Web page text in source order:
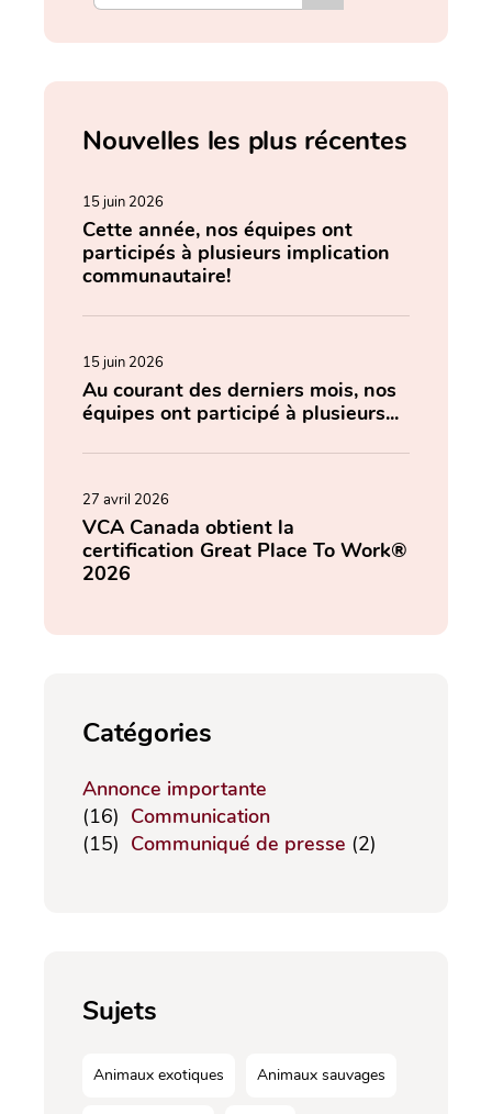
Nouvelles les plus récentes
15 juin 2026
Cette année, nos équipes ont
participés à plusieurs implication
communautaire!
15 juin 2026
Au courant des derniers mois, nos
équipes ont participé à plusieurs...
27 avril 2026
VCA Canada obtient la
certification Great Place To Work®
2026
Catégories
Annonce importante
(16) Communication
(15) Communiqué de presse (2)
Sujets
Animaux exotiques Animaux sauvages